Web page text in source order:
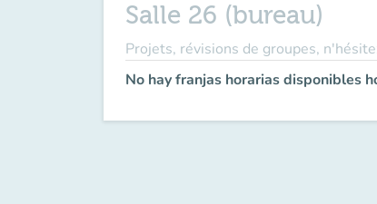
Salle 26 (bureau)
Projets, révisions de groupes,
No hay franjas horarias disponibles